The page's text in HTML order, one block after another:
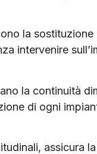
la
intervenire
la continuità
di ogni
assicura